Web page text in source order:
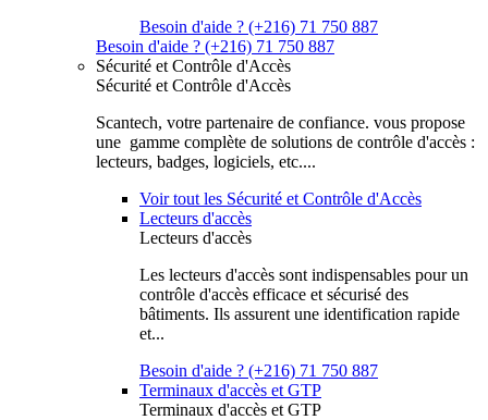
Besoin d'aide ? (+216) 71 750 887
Besoin d'aide ? (+216) 71 750 887
Sécurité et Contrôle d'Accès
Sécurité et Contrôle d'Accès
Scantech, votre partenaire de confiance. vous propose
une gamme complète de solutions de contrôle d'accès :
lecteurs, badges, logiciels, etc....
Voir tout les Sécurité et Contrôle d'Accès
Lecteurs d'accès
Lecteurs d'accès
Les lecteurs d'accès sont indispensables pour un
contrôle d'accès efficace et sécurisé des
bâtiments. Ils assurent une identification rapide
et...
Besoin d'aide ? (+216) 71 750 887
Terminaux d'accès et GTP
Terminaux d'accès et GTP